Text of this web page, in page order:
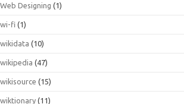
Web Designing (1)
wi-fi (1)
wikidata (10)
wikipedia (47)
wikisource (15)
wiktionary (11)